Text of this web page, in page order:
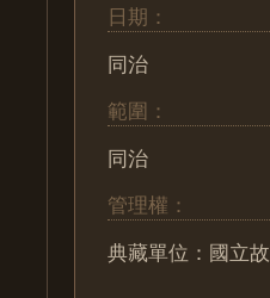
日期：
同治
範圍：
同治
管理權：
典藏單位：國立